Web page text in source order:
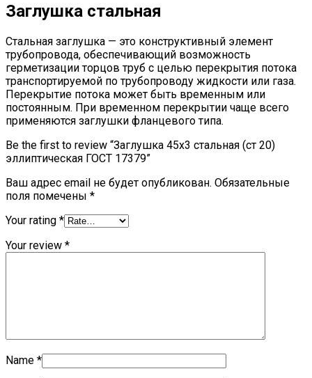
Заглушка стальная
Стальная заглушка — это конструктивный элемент
трубопровода, обеспечивающий возможность
герметизации торцов труб с целью перекрытия потока
транспортируемой по трубопроводу жидкости или газа.
Перекрытие потока может быть временным или
постоянным. При временном перекрытии чаще всего
применяются заглушки фланцевого типа.
Be the first to review “Заглушка 45х3 стальная (ст 20)
эллиптическая ГОСТ 17379”
Ваш адрес email не будет опубликован. Обязательные
поля помечены *
Your rating *
Your review *
Name *